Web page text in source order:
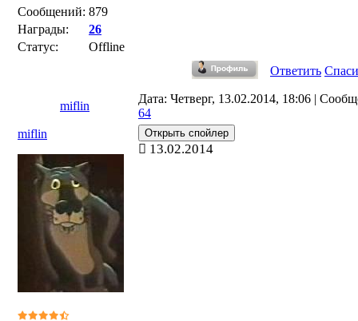
Сообщений: 879
Награды:
26
Статус:
Offline
Ответить
miflin
Дата: Четверг, 13.02.2014, 18:06 |
64
miflin
13.02.2014